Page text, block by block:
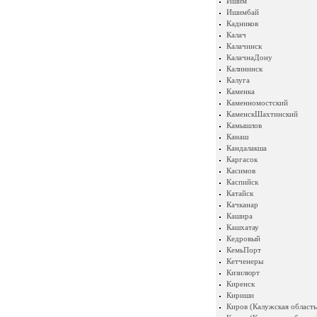
Ишимбай
Кадников
Калач
Калачинск
КалачнаДону
Калининск
Калуга
Каменка
Каменномостский
КаменскШахтинский
Камышлов
Канаш
Кандалакша
Каргасок
Касимов
Каспийск
Катайск
Качканар
Кашира
Кашхатау
Кедровый
КемьПорт
Кетченеры
Кизилюрт
Киренск
Кириши
Киров (Калужская